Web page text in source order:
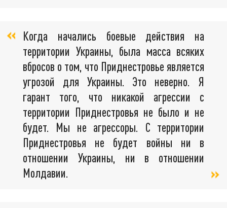
Когда начались боевые действия на
территории Украины, была масса всяких
вбросов о том, что Приднестровье является
угрозой для Украины. Это неверно. Я
гарант того, что никакой агрессии с
территории Приднестровья не было и не
будет. Мы не агрессоры. С территории
Приднестровья не будет войны ни в
отношении Украины, ни в отношении
Молдавии.